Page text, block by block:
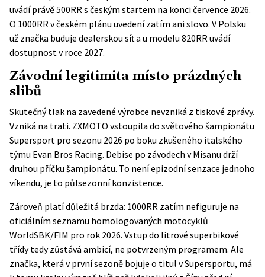
uvádí právě 500RR s českým startem na konci července 2026.
O 1000RR v českém plánu uvedení zatím ani slovo. V Polsku
už značka buduje dealerskou síť a u modelu 820RR uvádí
dostupnost v roce 2027.
Závodní legitimita místo prázdných
slibů
Skutečný tlak na zavedené výrobce nevzniká z tiskové zprávy.
Vzniká na trati. ZXMOTO vstoupila do světového šampionátu
Supersport pro sezonu 2026 po boku zkušeného italského
týmu Evan Bros Racing. Debise po závodech v Misanu drží
druhou příčku šampionátu. To není epizodní senzace jednoho
víkendu, je to půlsezonní konzistence.
Zároveň platí důležitá brzda: 1000RR zatím nefiguruje na
oficiálním seznamu homologovaných motocyklů
WorldSBK/FIM pro rok 2026. Vstup do litrové superbikové
třídy tedy zůstává ambicí, ne potvrzeným programem. Ale
značka, která v první sezoně bojuje o titul v Supersportu, má